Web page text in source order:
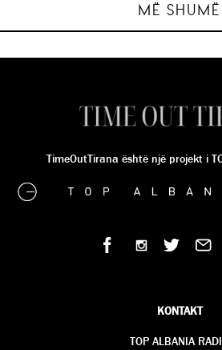
MË SHUMË
TimeOutTirana është një projekt i
KONTAKT
TOP ALBANIA